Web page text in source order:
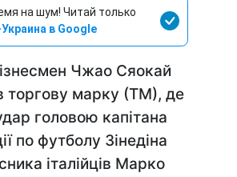
на шум! Читай только
в Google
Чжао Сяокай
торгову марку (ТМ), де
головою капітана
по футболу Зінедіна
італійців Марко